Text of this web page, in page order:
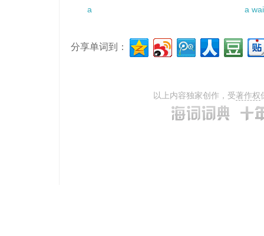
a a
分享单词到：
以上内容独家创作，受著作权